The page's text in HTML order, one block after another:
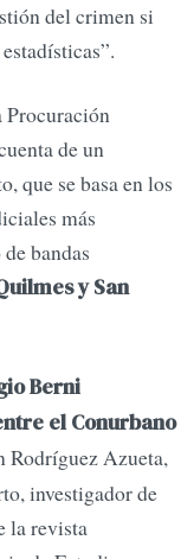
del crimen si
Procuración
de un
que se basa en los
más
bandas
y San
Berni
el Conurbano
Rodríguez Azueta,
investigador de
la revista